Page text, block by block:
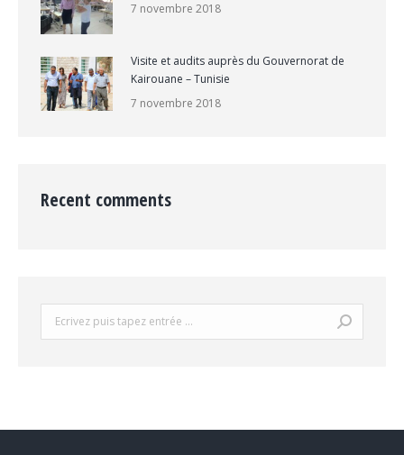
7 novembre 2018
Visite et audits auprès du Gouvernorat de
Kairouane – Tunisie
7 novembre 2018
Recent comments